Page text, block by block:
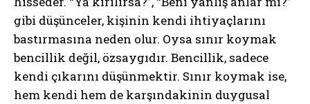
gibi düşünceler, kişinin kendi ihtiyaçlarını
bastırmasına neden olur. Oysa sınır koymak
bencillik değil, özsaygıdır. Bencillik, sadece
kendi çıkarını düşünmektir. Sınır koymak ise,
hem kendi hem de karşındakinin duygusal